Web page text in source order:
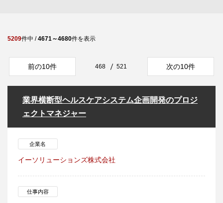
5209件中 /4671～4680件を表示
前の10件 468 521 次の10件
業界横断型ヘルスケアシステム企画開発のプロジ
ェクトマネジャー
企業名
イーソリューションズ株式会社
仕事内容